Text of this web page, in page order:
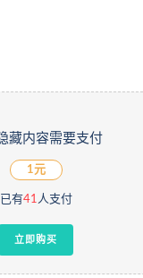
藏内容需要支付
1元
已有41人支付
立即购买